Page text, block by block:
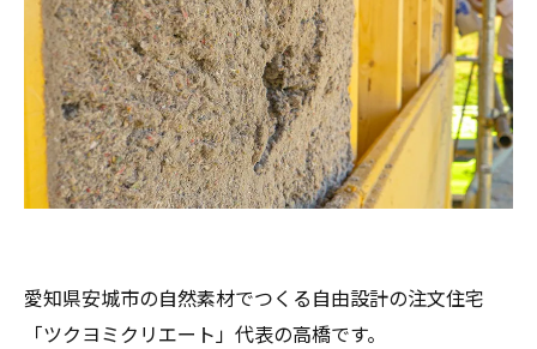
愛知県安城市の自然素材でつくる自由設計の注文住宅
「ツクヨミクリエート」代表の高橋です。